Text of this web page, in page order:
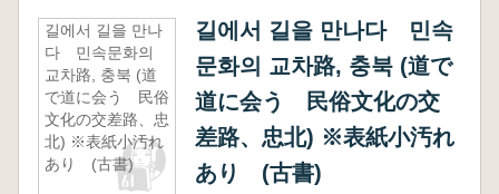
길에서 길을 만나
다 민속문화의
교차路, 충북 (道
で道に会う 民俗
文化の交差路、忠
北) ※表紙小汚れ
あり (古書)
길에서 길을 만나다 민속
문화의 교차路, 충북 (道で
道に会う 民俗文化の交
差路、忠北) ※表紙小汚れ
あり (古書)